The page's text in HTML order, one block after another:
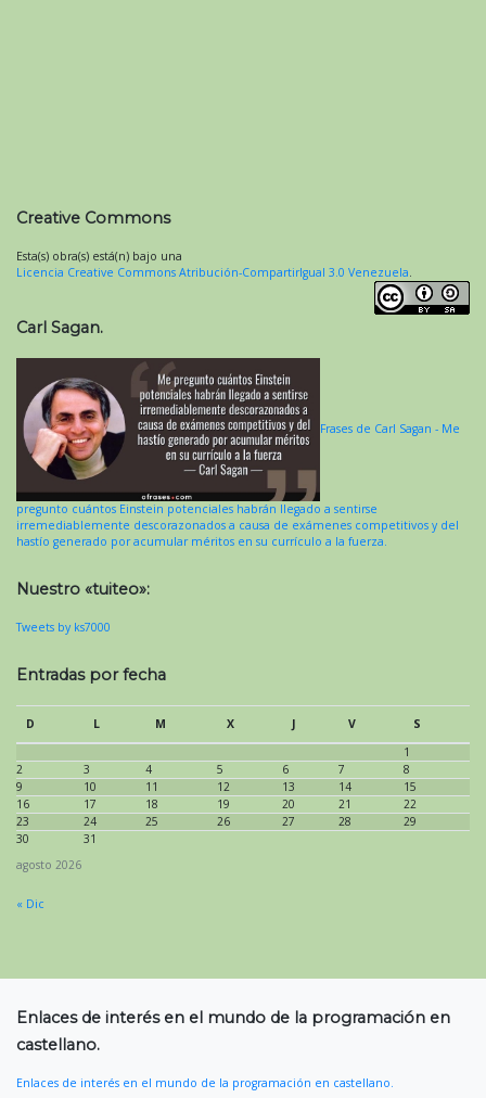
Creative Commons
Esta(s) obra(s) está(n) bajo una
Licencia Creative Commons Atribución-CompartirIgual 3.0 Venezuela.
Carl Sagan.
Frases de Carl Sagan - Me
pregunto cuántos Einstein potenciales habrán llegado a sentirse
irremediablemente descorazonados a causa de exámenes competitivos y del
hastío generado por acumular méritos en su currículo a la fuerza.
Nuestro «tuiteo»:
Tweets by ks7000
Entradas por fecha
agosto 2026
D L M X J V
S
1
2
3 4 5 6 7
8
9
10 11 12 13 14
15
16
17 18 19 20 21
22
23
24 25 26 27 28
29
30
31
« Dic
Enlaces de interés en el mundo de la programación en
castellano.
Enlaces de interés en el mundo de la programación en castellano.